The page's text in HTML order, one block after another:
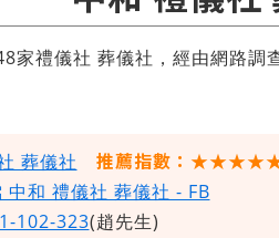
家禮儀社 葬儀社，經由網路
葬儀社 推薦指數：
中和 禮儀社 葬儀社 - FB
102-323(趙先生)